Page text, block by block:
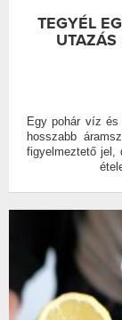
TEGYÉL
Egy pohár víz és
hosszabb
figyelmeztető jel,